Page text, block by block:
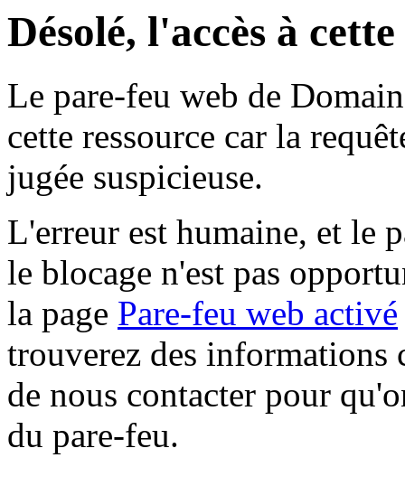
Désolé, l'accès à
Le pare-feu web de
cette ressource car la
jugée suspicieuse.
L'erreur est humaine, et le
le blocage n'est pas
la page Pare-feu web activé
trouverez des informations
de nous contacter pour
du pare-feu.